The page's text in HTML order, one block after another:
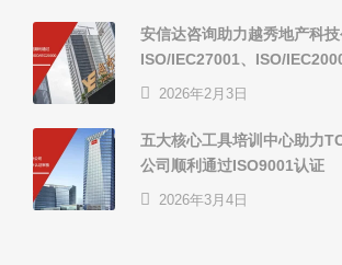
安信达咨询助力越秀地产科
ISO/IEC27001、ISO/
2026年2月3日
五大核心工具培训中心助力
公司顺利通过ISO9001认证
2026年3月4日